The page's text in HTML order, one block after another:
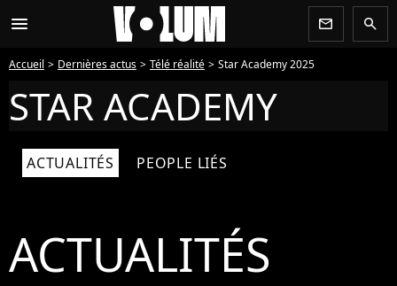
menu newsletter search
Accueil Dernières actus Télé réalité Star Academy 2025
STAR ACADEMY
ACTUALITÉS PEOPLE LIÉS
ACTUALITÉS